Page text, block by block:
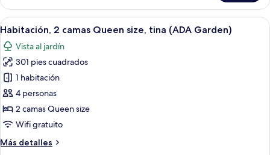
(ADA
Garden)
básica,
cama
King
size,
tina
(ADA
Garden)
Abrir
todas
las
fotos
de
Habitación,
2
camas
Queen
size,
Una sala de estar con un sofá, un
6
Habitación, 2 camas Queen size, tina (ADA Garden)
Vista al jardín
301 pies cuadrados
1 habitación
4 personas
2 camas Queen size
Wifi gratuito
Más detalles
Más